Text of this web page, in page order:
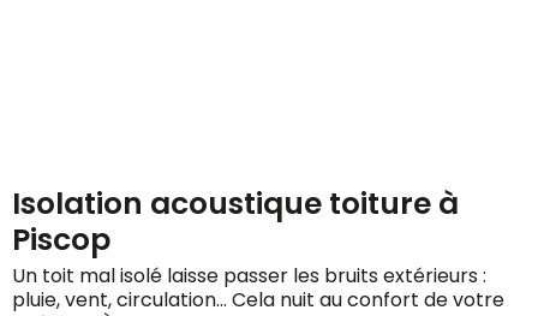
Isolation acoustique toiture à
Piscop
Un toit mal isolé laisse passer les bruits extérieurs :
pluie, vent, circulation… Cela nuit au confort de votre